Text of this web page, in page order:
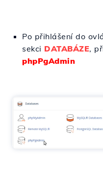
Po přihlášení do
sekci DATABÁZE,
phpPgAdmin